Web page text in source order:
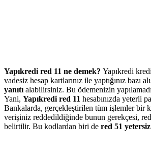
Yapıkredi red 11 ne demek? Yapıkredi
vadesiz hesap kartlarınız ile yaptığınız bazı
yanıtı alabilirsiniz. Bu ödemenizin
Yani, Yapıkredi red 11 hesabınızda yeterli
Bankalarda, gerçekleştirilen tüm işlemler bir
verişiniz reddedildiğinde bunun gerekçesi,
belirtilir. Bu kodlardan biri de red 51